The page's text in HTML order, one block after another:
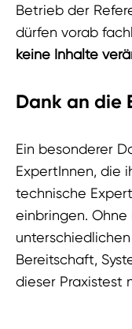
Betrieb der
dürfen vorab
keine Inhalte
Dank an die
Ein besonderer
ExpertInnen, die
technische
einbringen. Ohne
Bereitschaft,
dieser Praxistest